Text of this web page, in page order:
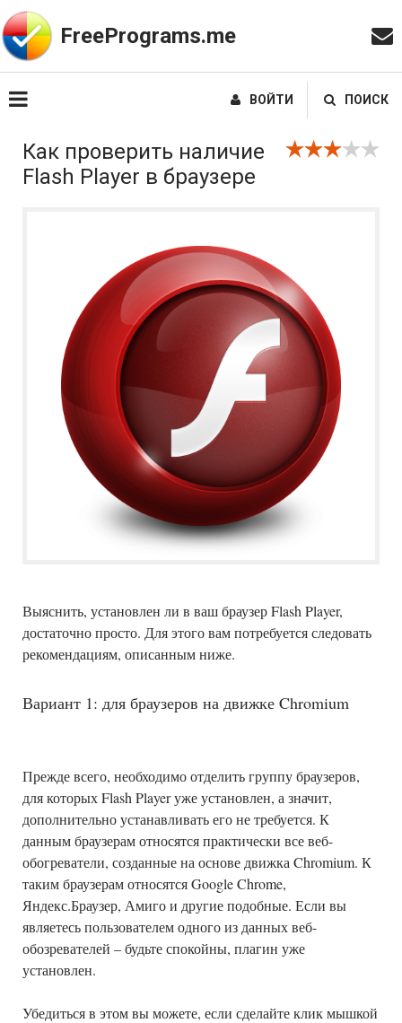
FreePrograms.me
ВОЙТИ ПОИСК
Как проверить наличие
Flash Player в браузере
Выяснить, установлен ли в ваш браузер Flash Player,
достаточно просто. Для этого вам потребуется следовать
рекомендациям, описанным ниже.
Вариант 1: для браузеров на движке Chromium
Прежде всего, необходимо отделить группу браузеров,
для которых Flash Player уже установлен, а значит,
дополнительно устанавливать его не требуется. К
данным браузерам относятся практически все веб-
обогреватели, созданные на основе движка Chromium. К
таким браузерам относятся Google Chrome,
Яндекс.Браузер, Амиго и другие подобные. Если вы
являетесь пользователем одного из данных веб-
обозревателей – будьте спокойны, плагин уже
установлен.
Убедиться в этом вы можете, если сделайте клик мышкой